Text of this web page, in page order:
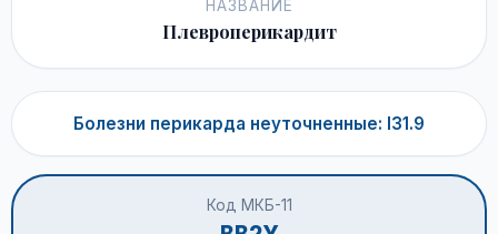
НАЗВАНИЕ
Плевроперикардит
Болезни перикарда неуточненные: I31.9
Код МКБ-11